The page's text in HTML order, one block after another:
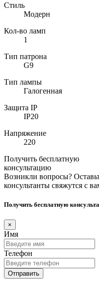
Стиль
Модерн
Кол-во ламп
1
Тип патрона
G9
Тип лампы
Галогенная
Защита IP
IP20
Напряжение
220
Получить бесплатную
консультацию
Возникли вопросы?
консультанты свяжутся с
Получить бесплатную
×
Имя
Телефон
Отправить